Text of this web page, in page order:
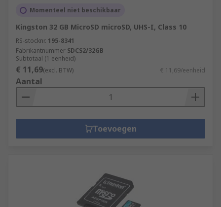
Momenteel niet beschikbaar
Kingston 32 GB MicroSD microSD, UHS-I, Class 10
RS-stocknr. 195-8341
Fabrikantnummer SDCS2/32GB
Subtotaal (1 eenheid)
€ 11,69(excl. BTW) € 11,69/eenheid
Aantal
Toevoegen